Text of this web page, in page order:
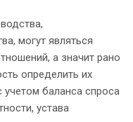
могут являться
а значит рано
определить их
баланса спроса
устава